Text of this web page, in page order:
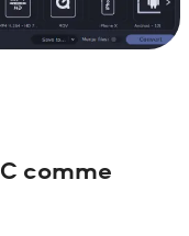
comme